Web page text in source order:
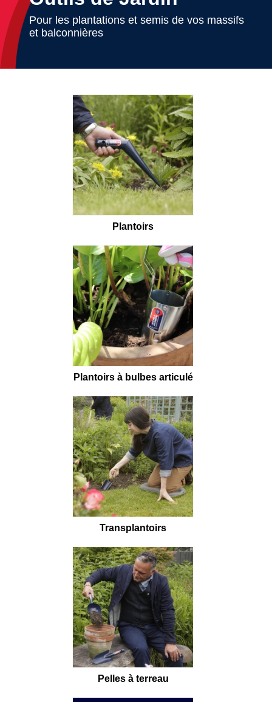
Pour les plantations et semis de vos massifs
et balconnières
Plantoirs
Plantoirs à bulbes articulé
Transplantoirs
Pelles à terreau